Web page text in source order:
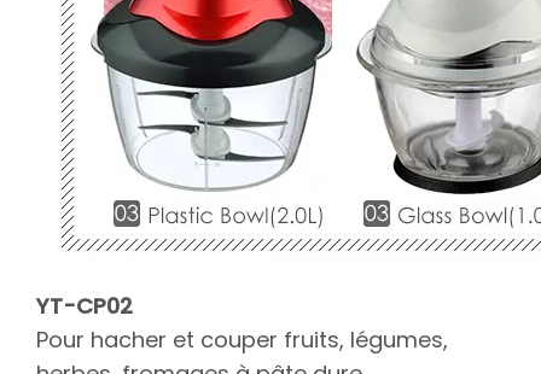
YT-CP02
Pour hacher et couper fruits, légumes,